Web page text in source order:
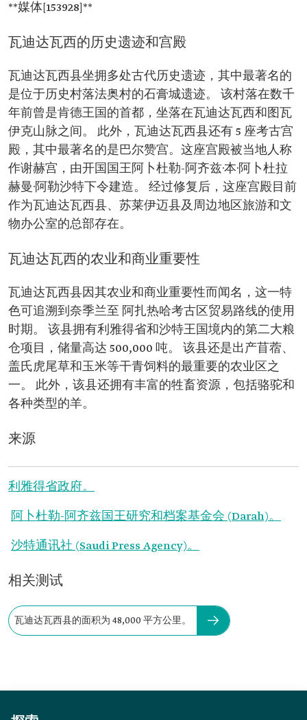
**媒体[153928]**
瓦迪达瓦西的历史遗迹和宫殿
瓦迪达瓦西县坐拥多处古代历史遗迹，其中最著名的
是位于历史村落法奥村的石膏城遗迹。 该村落在数千
年前曾是肯德王国的首都，坐落在瓦迪达瓦西和图瓦
伊克山脉之间。 此外，瓦迪达瓦西县还有 5 座考古宫
殿，其中最著名的是巴尔赞宫。这座宫殿被当地人称
作谢赫宫，由开国国王阿卜杜勒-阿齐兹·本·阿卜杜拉
赫曼·阿勒沙特下令建造。 经过修复后，这座宫殿目前
作为瓦迪达瓦西县、苏莱伊迈县及周边地区旅游和文
物办公室的总部存在。
瓦迪达瓦西的农业和商业重要性
瓦迪达瓦西县因其农业和商业重要性而闻名，这一特
色可追溯到奈季兰至 阿扎热哈考古区贸易路线的使用
时期。 该县拥有利雅得省和沙特王国境内的第二大粮
仓项目，储量高达 500,000 吨。 该县还是出产苜蓿、
盖氏虎尾草和玉米等干青饲料的最重要的农业区之
一。 此外，该县还拥有丰富的牲畜资源，包括骆驼和
各种类型的羊。
来源
利雅得省政府。
阿卜杜勒-阿齐兹国王研究和档案基金会 (Darah)。
沙特通讯社 (Saudi Press Agency)。
相关测试
瓦迪达瓦西县的面积为 48,000 平方公里。